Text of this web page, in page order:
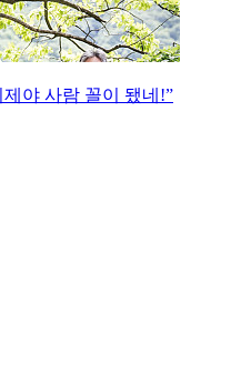
야 사람 꼴이 됐네!”